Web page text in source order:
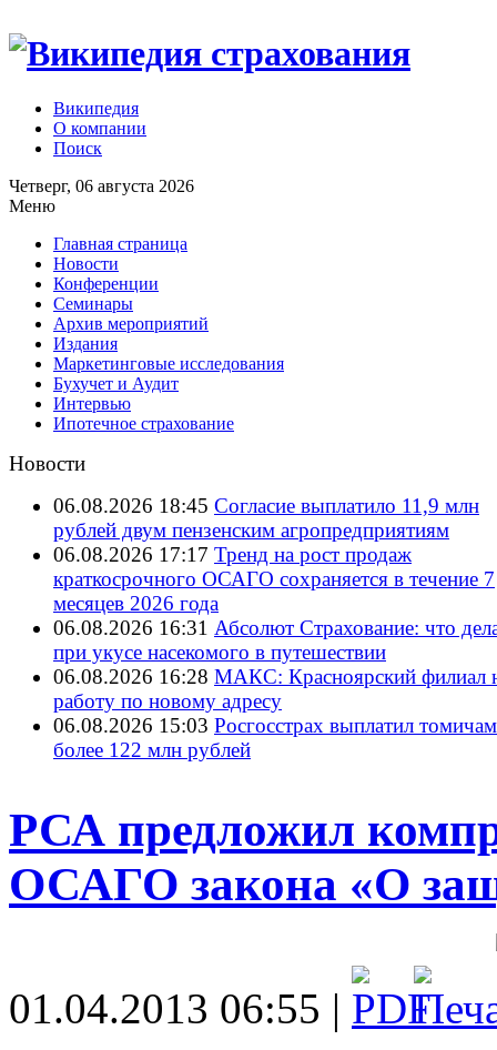
Википедия
О компании
Поиск
Четверг, 06 августа 2026
Меню
Главная страница
Новости
Конференции
Семинары
Архив мероприятий
Издания
Маркетинговые исследования
Бухучет и Аудит
Интервью
Ипотечное страхование
Новости
06.08.2026 18:45 Согласие выплатило 11,9 млн
рублей двум пензенским агропредприятиям
06.08.2026 17:17 Тренд на рост продаж
краткосрочного ОСАГО сохраняется в течение 7
месяцев 2026 года
06.08.2026 16:31 Абсолют Страхование: что
при укусе насекомого в путешествии
06.08.2026 16:28 МАКС: Красноярский филиал
работу по новому адресу
06.08.2026 15:03 Росгосстрах выплатил томичам
более 122 млн рублей
РСА предложил
ОСАГО закона «О
01.04.2013 06:55 |